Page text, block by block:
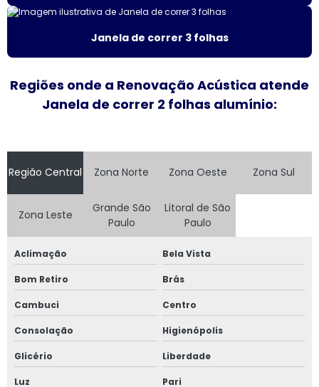
Esquadrias de alumínio sob medida valor
Esquadrias de alumínio preço m2
Esquadrias de alumínio valor
Esquadrias condomínio
Esquadrias com isolamento acústico
Esquadrias termo acústicas
Fábrica esquadrias de alumínio
Fábrica de esquadrias de alumínio em são paulo
Janela de correr 3 folhas
Regiões onde a Renovação Acústica atende
Janela de correr 2 folhas alumínio:
Região Central Zona Norte Zona Oeste Zona Sul
Zona Leste
Grande São
Paulo
Litoral de São
Paulo
Aclimação Bela Vista
Bom Retiro Brás
Cambuci Centro
Consolação Higienópolis
Glicério Liberdade
Luz Pari